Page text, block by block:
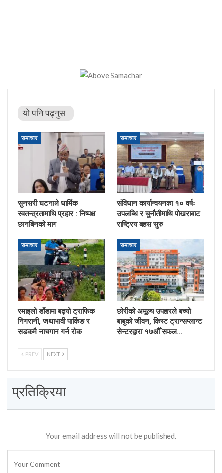
यो पनि पढ्नुस
समाचार
सुनसरी घटनाले धार्मिक
स्वतन्त्रतामाथि प्रहार : निष्पक्ष
छानबिनको माग
समाचार
संविधान कार्यान्वयनका १० वर्षः
उपलब्धि र चुनौतीमाथि पोखराबाट
राष्ट्रिय बहस सुरु
समाचार
रमाइलो डाँडामा बढ्यो ट्राफिक
निगरानी, जथाभावी पार्किङ र
सडकमै नाचगान गर्न रोक
समाचार
छोरीको अमूल्य उपहारले बच्यो
बाबुको जीवन, किस्ट ट्रान्सप्लान्ट
सेन्टरद्वारा १७औँ सफल…
PREV NEXT
प्रतिक्रिया
Your email address will not be published.